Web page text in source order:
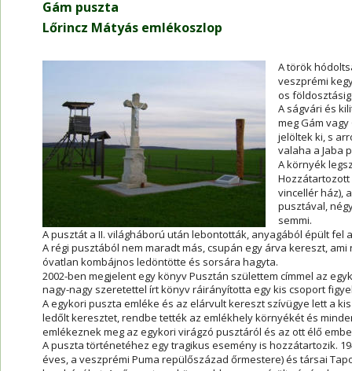
Gám puszta
Lőrincz Mátyás emlékoszlop
A török
veszprémi
os
A ságvári és
meg Gám
jelöltek ki, s
valaha a Jaba
A környék
Hozzátartozott
vincellér ház),
pusztával,
semmi.
A pusztát a II. világháború után lebontották, anyagából épült fel
A régi pusztából nem maradt más, csupán egy árva kereszt,
óvatlan kombájnos ledöntötte és sorsára hagyta.
2002-ben megjelent egy könyv Pusztán születtem címmel az
nagy-nagy szeretettel írt könyv ráirányította egy kis csoport
A egykori puszta emléke és az elárvult kereszt szívügye lett a
ledőlt keresztet, rendbe tették az emlékhely környékét és
emlékeznek meg az egykori virágzó pusztáról és az ott élő
A puszta történetéhez egy tragikus esemény is hozzátartozik.
éves, a veszprémi Puma repülőszázad őrmestere) és társai